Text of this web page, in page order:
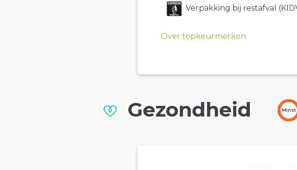
Verpakking bij restafval
Over topkeurmerken
Gezondheid Minst